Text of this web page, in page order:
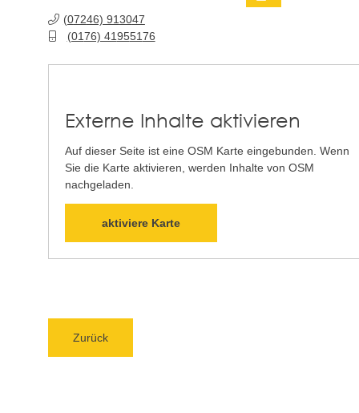
Externe Inhalte aktivieren
Auf dieser Seite ist eine OSM Karte eingebunden. Wenn
Sie die Karte aktivieren, werden Inhalte von OSM
nachgeladen.
aktiviere Karte
(07246) 913047
(0176) 41955176
Zurück